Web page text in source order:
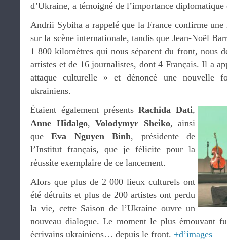
d’Ukraine, a témoigné de l’importance diplomatique
Andrii Sybiha a rappelé que la France confirme
sur la scène internationale, tandis que Jean-Noël
1 800 kilomètres qui nous séparent du front, nous
artistes et de 16 journalistes, dont 4 Français. Il a
attaque culturelle » et dénoncé une nouvelle
ukrainiens.
Étaient également présentsRachida Dati,
Anne Hidalgo, Volodymyr Sheiko, ainsi
queEva Nguyen Binh, présidente de
l’Institut français, que je félicite pour la
réussite exemplaire de ce lancement.
Alors que plus de 2 000 lieux culturels ont
été détruits et plus de 200 artistes ont perdu
la vie, cette Saison de l’Ukraine ouvre un
nouveau dialogue. Le moment le plus émouvant
écrivains ukrainiens… depuis le front. +d’images